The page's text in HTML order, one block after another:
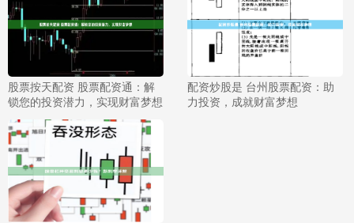
股票按天配资 股票配资通：解
锁您的投资潜力，实现财富梦想
配资炒股是 台州股票配资：助
力投资，成就财富梦想